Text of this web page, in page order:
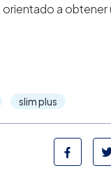
a
slim plus